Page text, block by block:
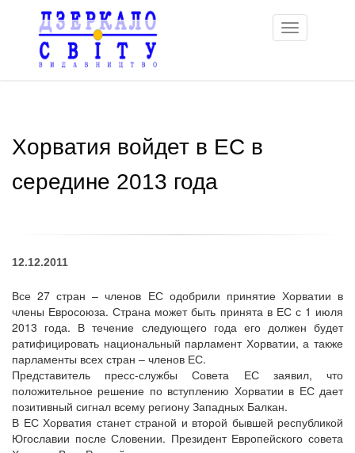
Toggle
navigation
Хорватия войдет в ЕС в
середине 2013 года
12.12.2011
Все 27 стран – членов ЕС одобрили принятие Хорватии в
члены Евросоюза. Страна может быть принята в ЕС с 1 июля
2013 года. В течение следующего года его должен будет
ратифицировать национальный парламент Хорватии, а также
парламенты всех стран – членов ЕС.
Представитель пресс-службы Совета ЕС заявил, что
положительное решение по вступлению Хорватии в ЕС дает
позитивный сигнал всему региону Западных Балкан.
В ЕС Хорватия станет страной и второй бывшей республикой
Югославии после Словении. Президент Европейского совета